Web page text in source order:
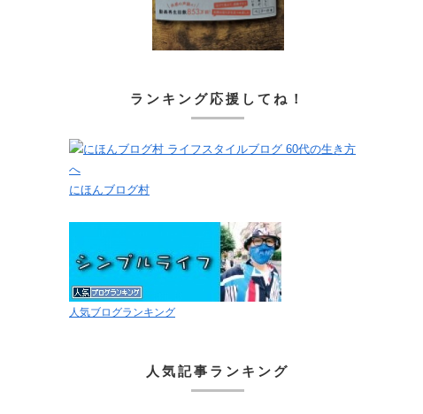
ランキング応援してね！
にほんブログ村
人気ブログランキング
人気記事ランキング